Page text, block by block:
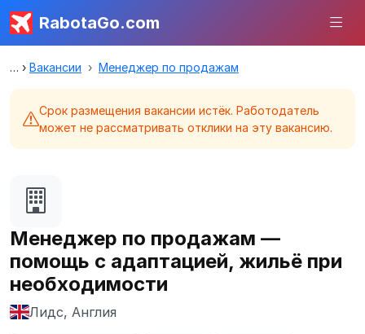
RabotaGo.com
Вакансии Менеджер по продажам
Срок размещения вакансии истёк. Работодатель
может не рассматривать отклики на эту вакансию.
Менеджер по продажам —
помощь с адаптацией, жильё при
необходимости
Лидс, Англия